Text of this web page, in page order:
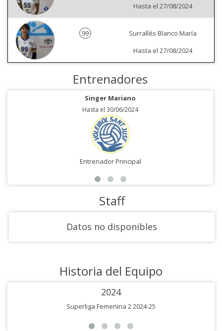
Hasta el 27/08/2024
99
Surrallés Blanco María
Hasta el 27/08/2024
Entrenadores
Singer Mariano
Hasta el 30/06/2024
Entrenador Principal
Staff
Datos no disponibles
Historia del Equipo
2024
Superliga Femenina 2 2024-25